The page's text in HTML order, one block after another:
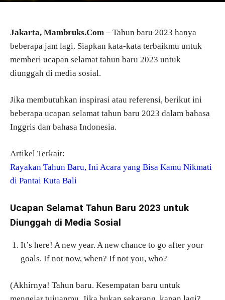
Jakarta, Mambruks.Com – Tahun baru 2023 hanya
beberapa jam lagi. Siapkan kata-kata terbaikmu untuk
memberi ucapan selamat tahun baru 2023 untuk
diunggah di media sosial.
Jika membutuhkan inspirasi atau referensi, berikut ini
beberapa ucapan selamat tahun baru 2023 dalam bahasa
Inggris dan bahasa Indonesia.
Artikel Terkait:
Rayakan Tahun Baru, Ini Acara yang Bisa Kamu Nikmati
di Pantai Kuta Bali
Ucapan Selamat Tahun Baru 2023 untuk
Diunggah di Media Sosial
It’s here! A new year. A new chance to go after your
goals. If not now, when? If not you, who?
(Akhirnya! Tahun baru. Kesempatan baru untuk